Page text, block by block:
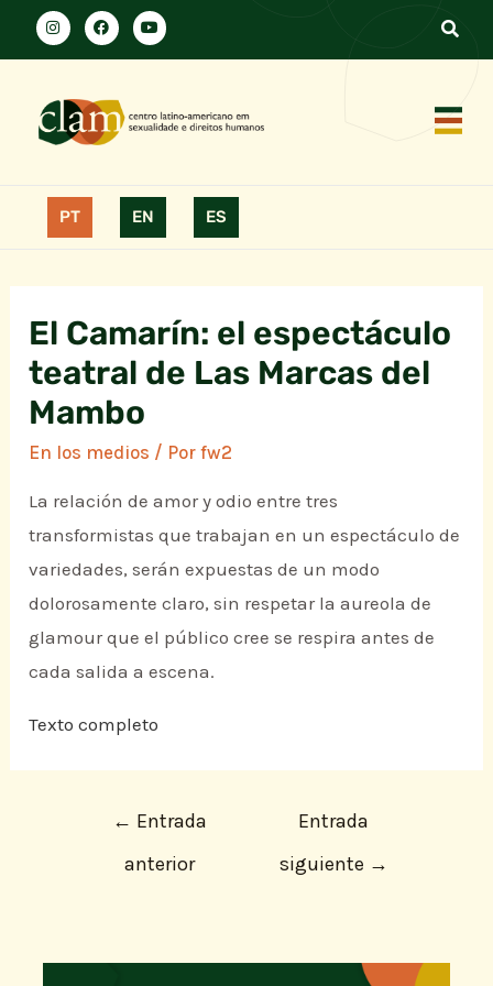
PT EN ES
El Camarín: el espectáculo
teatral de Las Marcas del
Mambo
En los medios / Porfw2
La relación de amor y odio entre tres
transformistas que trabajan en un espectáculo de
variedades, serán expuestas de un modo
dolorosamente claro, sin respetar la aureola de
glamour que el público cree se respira antes de
cada salida a escena.
Texto completo
← Entrada
anterior
Entrada
siguiente →